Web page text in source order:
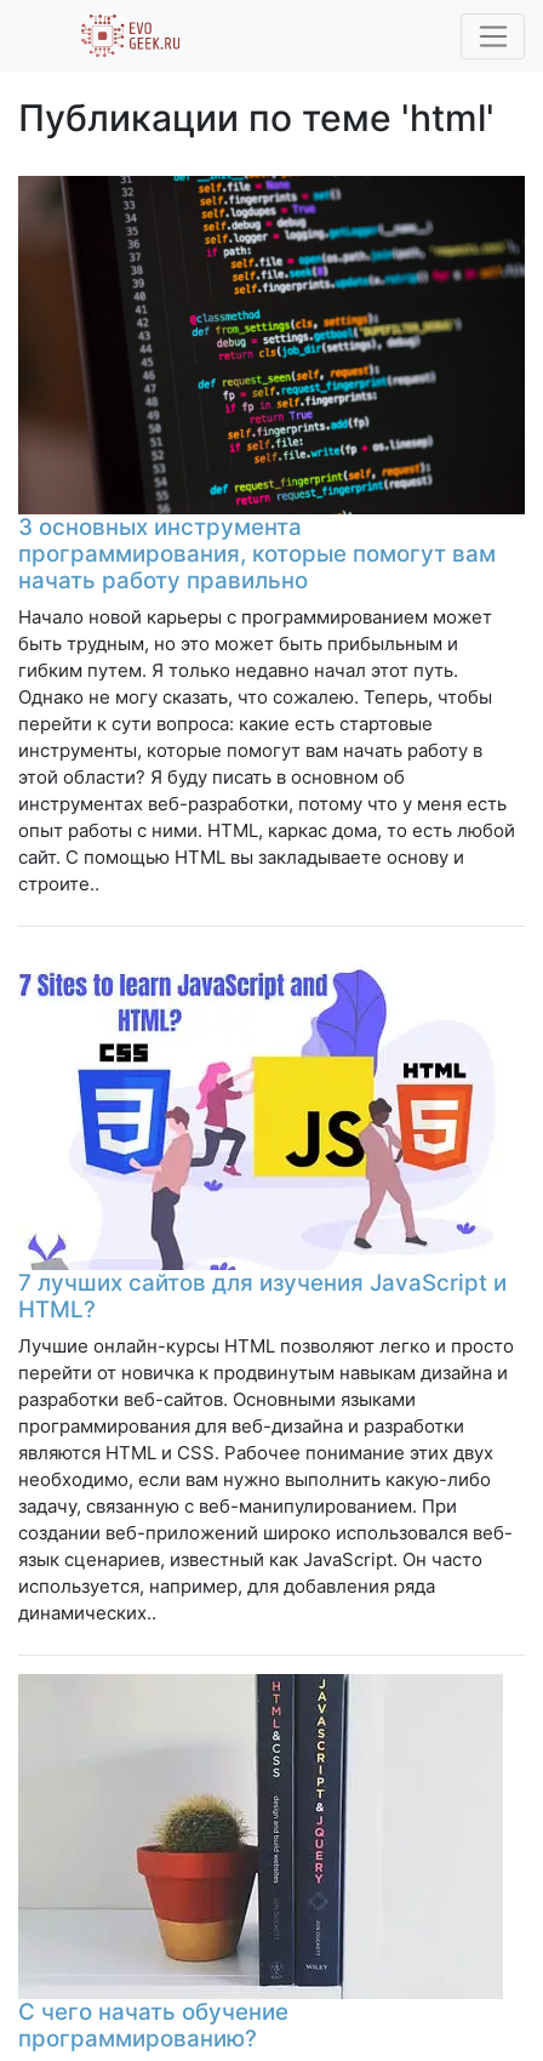
Публикации по теме 'html'
3 основных инструмента
программирования, которые помогут вам
начать работу правильно
Начало новой карьеры с программированием может
быть трудным, но это может быть прибыльным и
гибким путем. Я только недавно начал этот путь.
Однако не могу сказать, что сожалею. Теперь, чтобы
перейти к сути вопроса: какие есть стартовые
инструменты, которые помогут вам начать работу в
этой области? Я буду писать в основном об
инструментах веб-разработки, потому что у меня есть
опыт работы с ними. HTML, каркас дома, то есть любой
сайт. С помощью HTML вы закладываете основу и
строите..
7 лучших сайтов для изучения JavaScript и
HTML?
Лучшие онлайн-курсы HTML позволяют легко и просто
перейти от новичка к продвинутым навыкам дизайна и
разработки веб-сайтов. Основными языками
программирования для веб-дизайна и разработки
являются HTML и CSS. Рабочее понимание этих двух
необходимо, если вам нужно выполнить какую-либо
задачу, связанную с веб-манипулированием. При
создании веб-приложений широко использовался веб-
язык сценариев, известный как JavaScript. Он часто
используется, например, для добавления ряда
динамических..
С чего начать обучение
программированию?